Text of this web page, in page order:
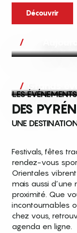
Découvrir
Grands
LES ÉVÉNEMENTS
DES
UNE
Festivals, fêtes
rendez-vous
Orientales
mais aussi
proximité. Que
incontournables
chez vous,
agenda en ligne.
Top
cet été